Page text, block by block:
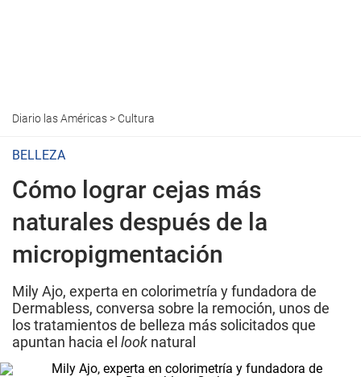
Diario las Américas> Cultura
BELLEZA
Cómo lograr cejas más
naturales después de la
micropigmentación
Mily Ajo, experta en colorimetría y fundadora de
Dermabless, conversa sobre la remoción, unos de
los tratamientos de belleza más solicitados que
apuntan hacia el look natural